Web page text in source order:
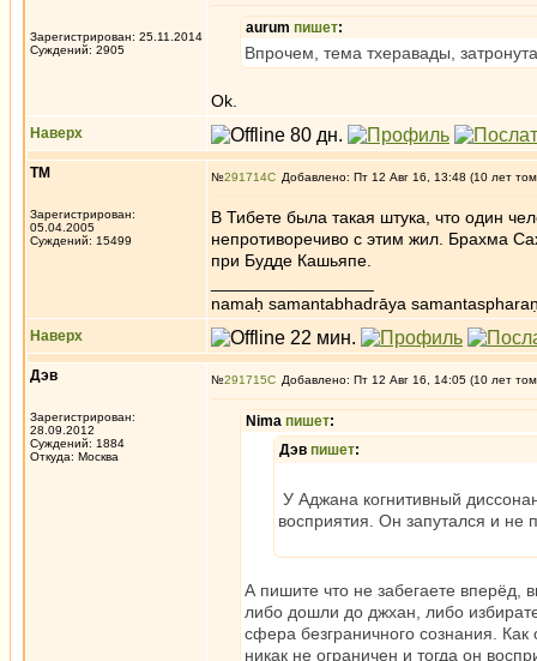
Зарегистрирован: 25.11.2014
Суждений: 2905
aurum пишет:
Впрочем, тема тхеравады,
Ok.
Наверх
ТМ
Зарегистрирован:
05.04.2005
Суждений: 15499
№291714 Добавлено: Пт 12 Авг 16, 13:48 (10 лет
В Тибете была такая штука, что один
непротиворечиво с этим жил. Брахма
при Будде Кашьяпе.
namaḥ samantabhadrāya
Наверх
Дэв
Зарегистрирован:
28.09.2012
Суждений: 1884
Откуда: Москва
№291715 Добавлено: Пт 12 Авг 16, 14:05 (10 лет
Nima пишет:
Дэв пишет:
У Аджана когнитивный
восприятия. Он запутался и не
А пишите что не забегаете вперёд,
либо дошли до джхан, либо
сфера безграничного сознания.
никак не ограничен и тогда он